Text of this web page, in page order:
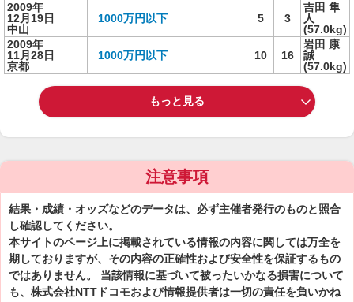
2009年
12月19日
中山
1000万円以下 5 3
吉田 隼
人
(57.0kg)
2009年
11月28日
京都
1000万円以下 10 16
岩田 康
誠
(57.0kg)
もっと見る
注意事項
結果・成績・オッズなどのデータは、必ず主催者発行のものと照合
し確認してください。
本サイトのページ上に掲載されている情報の内容に関しては万全を
期しておりますが、その内容の正確性および安全性を保証するもの
ではありません。 当該情報に基づいて被ったいかなる損害について
も、株式会社NTTドコモおよび情報提供者は一切の責任を負いかね